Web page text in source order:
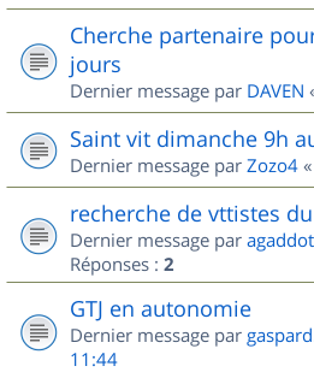
Cherche partenaire
jours
Dernier message par DAVEN
Saint vit dimanche 9h
Dernier message par Zozo4 «
recherche de vttistes
Dernier message par
Réponses : 2
GTJ en autonomie
Dernier message par
11:44